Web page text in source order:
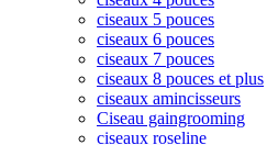
ciseaux 5 pouces
ciseaux 6 pouces
ciseaux 7 pouces
ciseaux 8 pouces et plus
ciseaux amincisseurs
Ciseau gaingrooming
ciseaux roseline